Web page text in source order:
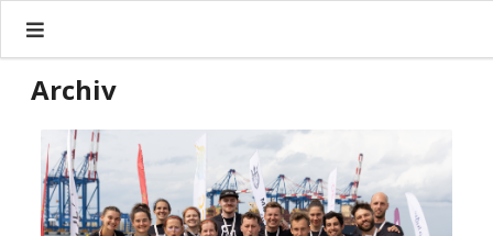
Archiv